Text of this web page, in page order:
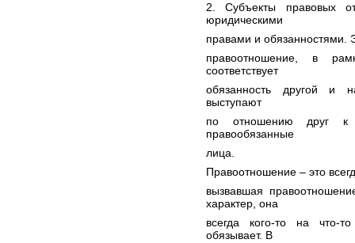
2. Субъекты правовых
юридическими
правами и обязанностями.
правоотношение, в
соответствует
обязанность другой и
выступают
по отношению друг к
правообязанные
лица.
Правоотношение – это
вызвавшая
характер, она
всегда кого-то на что-
обязывает. В